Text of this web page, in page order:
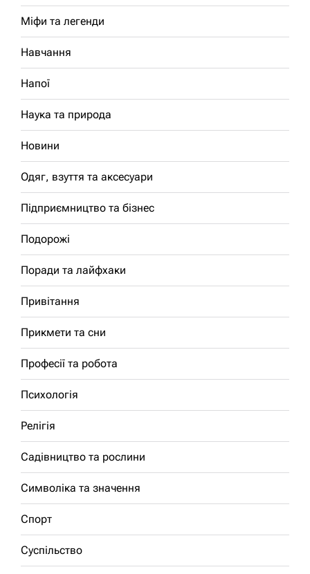
Міфи та легенди
Навчання
Напої
Наука та природа
Новини
Одяг, взуття та аксесуари
Підприємництво та бізнес
Подорожі
Поради та лайфхаки
Привітання
Прикмети та сни
Професії та робота
Психологія
Релігія
Садівництво та рослини
Символіка та значення
Спорт
Суспільство